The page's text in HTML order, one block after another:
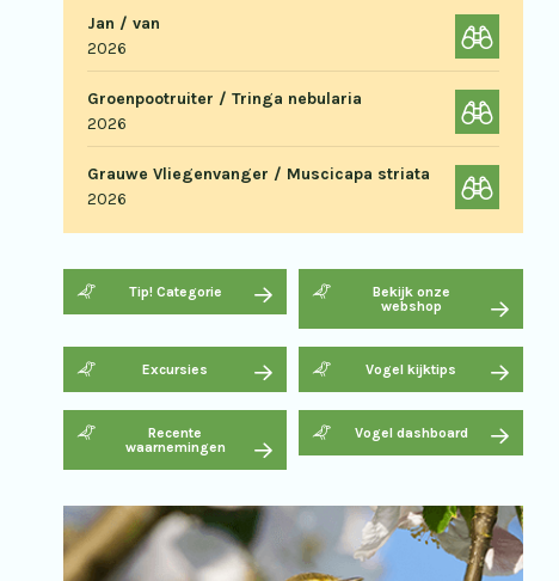
Jan / van
2026
Groenpootruiter / Tringa nebularia
2026
Grauwe Vliegenvanger / Muscicapa striata
2026
Tip! Categorie
Bekijk onze
webshop
Excursies Vogel kijktips
Recente
waarnemingen
Vogel dashboard